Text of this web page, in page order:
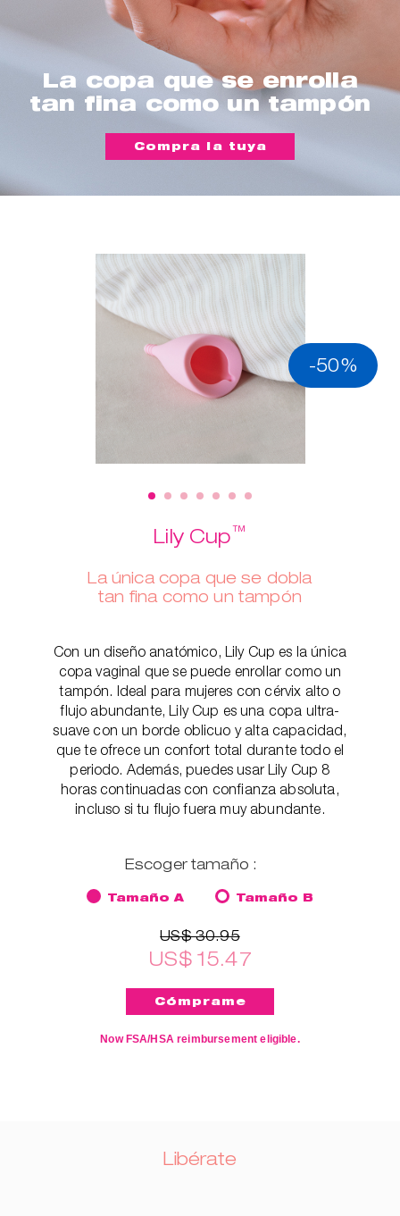
La copa que se enrolla
tan fina como un tampón
Compra la tuya
-50%
Lily Cup™
La única copa que se dobla
tan fina como un tampón
Con un diseño anatómico, Lily Cup es la única
copa vaginal que se puede enrollar como un
tampón. Ideal para mujeres con cérvix alto o
flujo abundante, Lily Cup es una copa ultra-
suave con un borde oblicuo y alta capacidad,
que te ofrece un confort total durante todo el
periodo. Además, puedes usar Lily Cup 8
horas continuadas con confianza absoluta,
incluso si tu flujo fuera muy abundante.
Escoger tamaño :
Tamaño A Tamaño B
US$ 30.95
US$ 15.47
Now FSA/HSA reimbursement eligible.
Libérate